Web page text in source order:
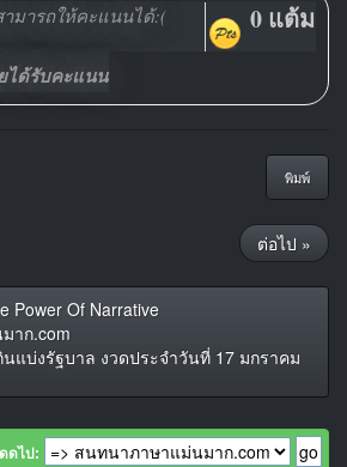
มารถให้คะแนนได้:( 0 แต้ม
ได้รับคะแนน
พิมพ์
ต่อไป »
Power Of Narrative
าก.com
แบ่งรัฐบาล งวดประจำวันที่ 17 มกราคม
ดไป: